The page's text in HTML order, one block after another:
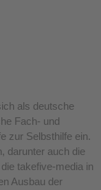
als deutsche
Fach- und
zur Selbsthilfe ein.
darunter auch die
takefive-media in
Ausbau der